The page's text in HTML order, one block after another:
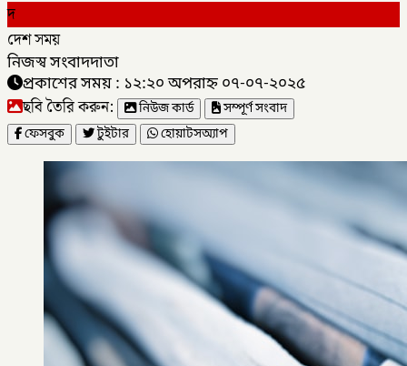
দ
দেশ সময়
নিজস্ব সংবাদদাতা
প্রকাশের সময় : ১২:২০ অপরাহ্ন ০৭-০৭-২০২৫
ছবি তৈরি করুন: নিউজ কার্ড
সম্পূর্ণ সংবাদ
ফেসবুক
টুইটার হোয়াটসঅ্যাপ